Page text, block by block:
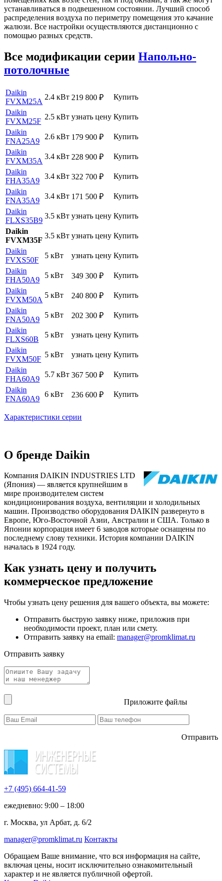
устанавливаться в подвешенном состоянии. Лучший способ
распределения воздуха по периметру помещения это качание
жалюзи. Все настройки осуществляются дистанционно с
помощью разных средств.
Все модификации серии Напольно-
потолочные
Daikin
FVXM25A
2.4 кВт 219 800 ₽
Купить
Daikin
FVXM25F
2.5 кВт узнать цену Купить
Daikin
FNA25A9
2.6 кВт 179 900 ₽
Купить
Daikin
FVXM35A
3.4 кВт 228 900 ₽
Купить
Daikin
FHA35A9
3.4 кВт 322 700 ₽
Купить
Daikin
FNA35A9
3.4 кВт 171 500 ₽
Купить
Daikin
FLXS35B9
3.5 кВт узнать цену Купить
Daikin
FVXM35F
3.5 кВт узнать цену Купить
Daikin
FVXS50F
5 кВт узнать цену Купить
Daikin
FHA50A9
5 кВт 349 300 ₽
Купить
Daikin
FVXM50A
5 кВт 240 800 ₽
Купить
Daikin
FNA50A9
5 кВт 202 300 ₽
Купить
Daikin
FLXS60B
5 кВт узнать цену Купить
Daikin
FVXM50F
5 кВт узнать цену Купить
Daikin
FHA60A9
5.7 кВт 367 500 ₽
Купить
Daikin
FNA60A9
6 кВт 236 600 ₽ Купить
Характеристики серии
О бренде Daikin
Компания DAIKIN INDUSTRIES LTD
(Япония) — является крупнейшим в
мире производителем систем
кондиционирования воздуха, вентиляции и холодильных
машин. Производство оборудования DAIKIN развернуто в
Европе, Юго-Восточной Азии, Австралии и США. Только в
Японии корпорация имеет 6 заводов которые оснащены по
последнему слову техники. История компании DAIKIN
началась в 1924 году.
Как узнать цену и получить
коммерческое предложение
Чтобы узнать цену решения для вашего объекта, вы можете:
Отправить быструю заявку ниже, приложив при
необходимости проект, план или смету.
Отправить заявку на email: manager@promklimat.ru
Отправить заявку
Приложите файлы
Отправить
+7 (495) 664-41-59
ежедневно: 9:00 – 18:00
г. Москва, ул Арбат, д. 6/2
manager@promklimat.ru Контакты
Обращаем Ваше внимание, что вся информация на сайте,
включая цены, носит исключительно ознакомительный
характер и не является публичной офертой.